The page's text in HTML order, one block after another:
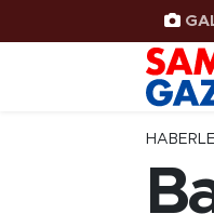
Samsun Haber
Samsunspor
Samsun Rehberi
Samsun
Samsun Hava
SAMSUN